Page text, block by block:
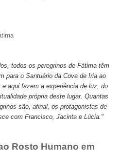
todos os peregrinos de Fátima têm
para o Santuário da Cova de Iria ao
aqui fazem a experiência de luz, do
própria deste lugar. Quantas
são, afinal, os protagonistas de
com Francisco, Jacinta e Lúcia."
Rosto Humano em